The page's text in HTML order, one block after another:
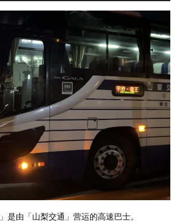
是由「山梨交通」营运的高速巴士。